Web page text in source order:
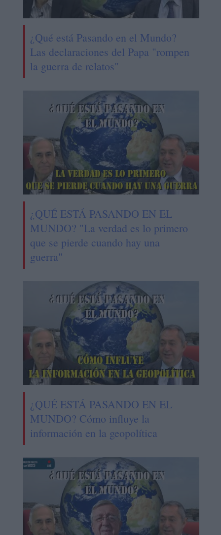
¿Qué está Pasando en el Mundo?
Las declaraciones del Papa "rompen
la guerra de relatos"
¿QUÉ ESTÁ PASANDO EN EL
MUNDO? "La verdad es lo primero
que se pierde cuando hay una
guerra"
¿QUÉ ESTÁ PASANDO EN EL
MUNDO? Cómo influye la
información en la geopolítica